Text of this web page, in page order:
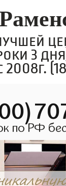
3
по РФ